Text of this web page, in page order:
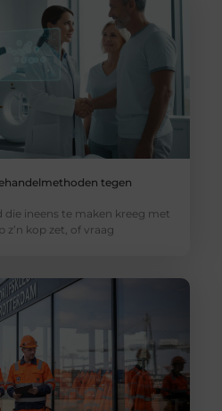
tegen
die ineens te maken kreeg met
z’n kop zet, of vraag